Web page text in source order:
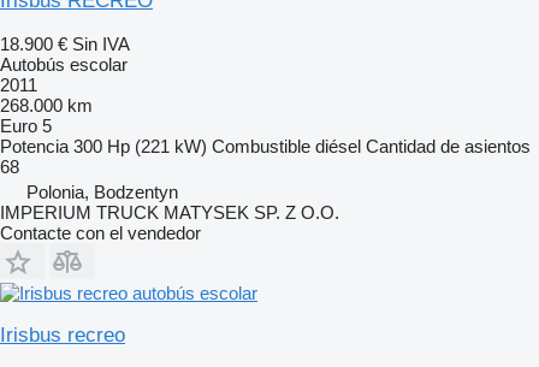
18.900 € Sin IVA
Autobús escolar
2011
268.000 km
Euro 5
Potencia 300 Hp (221 kW) Combustible diésel Cantidad de asientos
68
Polonia, Bodzentyn
IMPERIUM TRUCK MATYSEK SP. Z O.O.
Contacte con el vendedor
Irisbus recreo